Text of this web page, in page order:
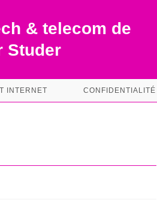
& telecom de
Studer
INTERNET CONFIDENTIALITÉ